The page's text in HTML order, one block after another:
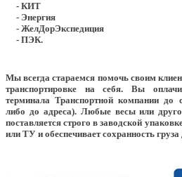
- КИТ
- Энергия
- ЖелДорЭкспедиция
- ПЭК.
Мы всегда стараемся помочь своим
транспортировке на себя. Вы
терминала Транспортной компании до
либо до адреса). Любые весы или
поставляется строго в заводской
или ТУ и обеспечивает сохранность